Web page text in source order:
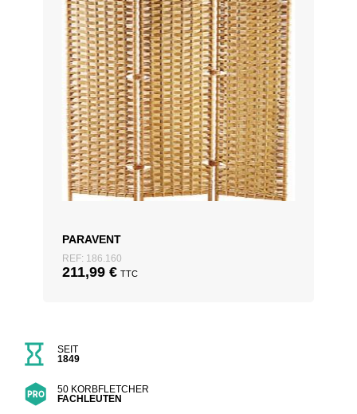
PARAVENT
REF: 186.160
211,99 € TTC
SEIT
1849
50 KORBFLETCHER
FACHLEUTEN